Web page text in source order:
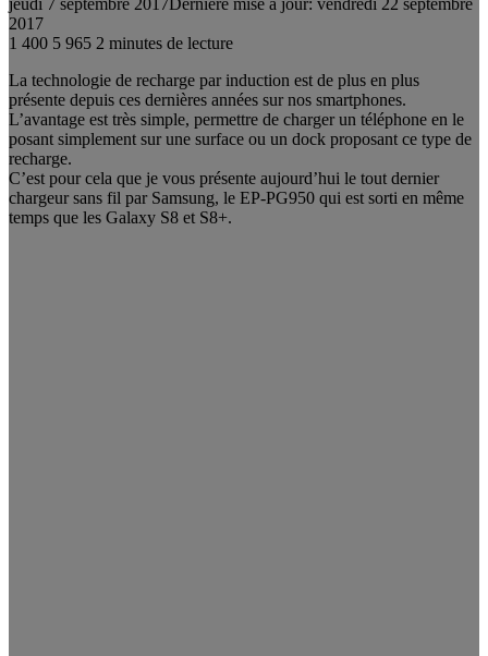
2017
1 400 5 965 2 minutes de lecture
La technologie de recharge par induction est de plus en plus
présente depuis ces dernières années sur nos smartphones.
L’avantage est très simple, permettre de charger un téléphone en le
posant simplement sur une surface ou un dock proposant ce type de
recharge.
C’est pour cela que je vous présente aujourd’hui le tout dernier
chargeur sans fil par Samsung, le EP-PG950 qui est sorti en même
temps que les Galaxy S8 et S8+.